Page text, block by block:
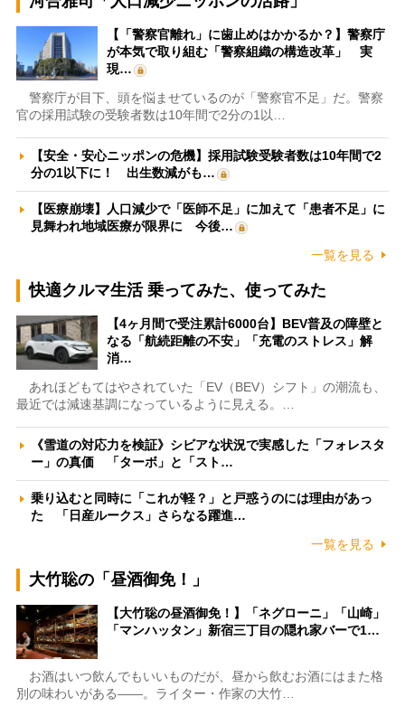
【「警察官離れ」に歯止めはかかるか？】警察庁
が本気で取り組む「警察組織の構造改革」 実
現…
警察庁が目下、頭を悩ませているのが「警察官不足」だ。警察
官の採用試験の受験者数は10年間で2分の1以…
【安全・安心ニッポンの危機】採用試験受験者数は10年間で2
分の1以下に！ 出生数減がも…
【医療崩壊】人口減少で「医師不足」に加えて「患者不足」に
見舞われ地域医療が限界に 今後…
一覧を見る
快適クルマ生活 乗ってみた、使ってみた
【4ヶ月間で受注累計6000台】BEV普及の障壁と
なる「航続距離の不安」「充電のストレス」解
消…
あれほどもてはやされていた「EV（BEV）シフト」の潮流も、
最近では減速基調になっているように見える。…
《雪道の対応力を検証》シビアな状況で実感した「フォレスタ
ー」の真価 「ターボ」と「スト…
乗り込むと同時に「これが軽？」と戸惑うのには理由があっ
た 「日産ルークス」さらなる躍進…
一覧を見る
大竹聡の「昼酒御免！」
【大竹聡の昼酒御免！】「ネグローニ」「山崎」
「マンハッタン」新宿三丁目の隠れ家バーで1…
お酒はいつ飲んでもいいものだが、昼から飲むお酒にはまた格
別の味わいがある――。ライター・作家の大竹…